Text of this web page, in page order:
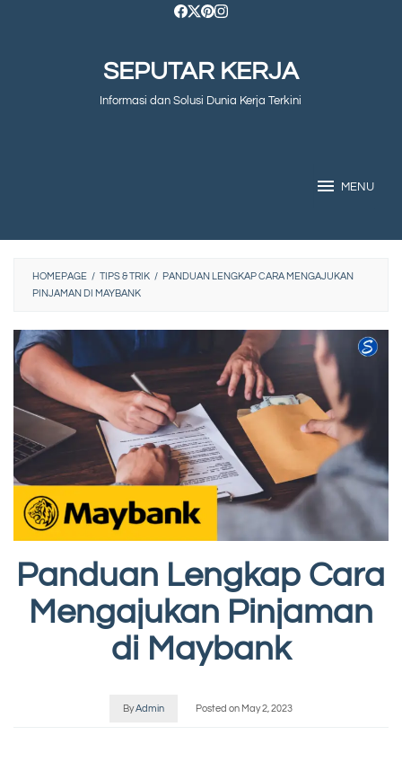
SEPUTAR KERJA
Informasi dan Solusi Dunia Kerja Terkini
MENU
HOMEPAGE / TIPS & TRIK / PANDUAN LENGKAP CARA MENGAJUKAN
PINJAMAN DI MAYBANK
Panduan Lengkap Cara
Mengajukan Pinjaman
di Maybank
ByAdmin Posted on May 2, 2023